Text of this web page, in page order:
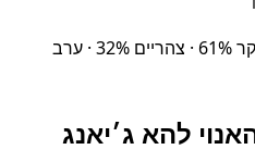
שעות יציאה פופולריות: בוקר 61% · צהריים 32% · ערב
להא ג׳יאנג